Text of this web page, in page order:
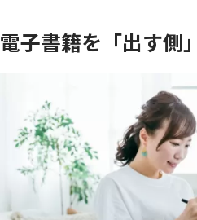
電子書籍を「出す側